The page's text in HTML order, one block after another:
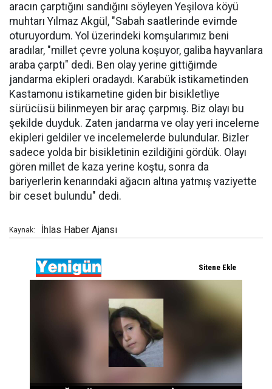
aracın çarptığını sandığını söyleyen Yeşilova köyü
muhtarı Yılmaz Akgül, "Sabah saatlerinde evimde
oturuyordum. Yol üzerindeki komşularımız beni
aradılar, "millet çevre yoluna koşuyor, galiba hayvanlara
araba çarptı" dedi. Ben olay yerine gittiğimde
jandarma ekipleri oradaydı. Karabük istikametinden
Kastamonu istikametine giden bir bisikletliye
sürücüsü bilinmeyen bir araç çarpmış. Biz olayı bu
şekilde duyduk. Zaten jandarma ve olay yeri inceleme
ekipleri geldiler ve incelemelerde bulundular. Bizler
sadece yolda bir bisikletinin ezildiğini gördük. Olayı
gören millet de kaza yerine koştu, sonra da
bariyerlerin kenarındaki ağacın altına yatmış vaziyette
bir ceset bulundu" dedi.
Kaynak: İhlas Haber Ajansı